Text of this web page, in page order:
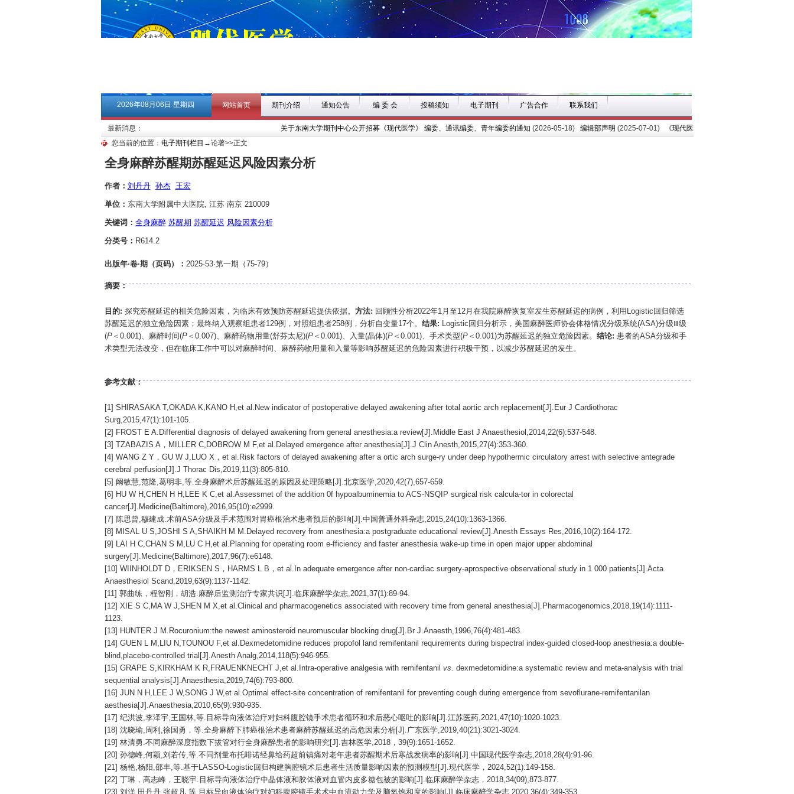
2026年08月06日 星期四 网站首页 期刊介绍 通知公告 编 委 会 投稿须知 电子期刊 广告合作 联系我们
最新消息： 关于东南大学期刊中心公开招募《现代医学》 编委、通讯编委、青年编委的通知(2026-05-18)编辑部声明(2025-07-01)《现代医学》(医学人文社会科学专辑)
您当前的位置： 电子期刊栏目 →论著>>正文
全身麻醉苏醒期苏醒延迟风险因素分析
作者： 刘丹丹 孙杰 王宏
单位： 东南大学附属中大医院, 江苏 南京 210009
关键词： 全身麻醉 苏醒期 苏醒延迟 风险因素分析
分类号： R614.2
出版年·卷·期（页码）： 2025·53·第一期（75-79）
摘要：
目的: 探究苏醒延迟的相关危险因素，为临床有效预防苏醒延迟提供依据。 方法: 回顾性分析2022年1月至12月在我院麻醉恢复室发生苏醒延迟的病例，利用Logistic回归筛选
苏醒延迟的独立危险因素；最终纳入观察组患者129例，对照组患者258例，分析自变量17个。 结果: Logistic回归分析示，美国麻醉医师协会体格情况分级系统(ASA)分级Ⅲ级
(P＜0.001)、麻醉时间(P＜0.007)、麻醉药物用量(舒芬太尼)(P＜0.001)、入量(晶体)(P＜0.001)、手术类型(P＜0.001)为苏醒延迟的独立危险因素。 结论: 患者的ASA分级和手
术类型无法改变，但在临床工作中可以对麻醉时间、麻醉药物用量和入量等影响苏醒延迟的危险因素进行积极干预，以减少苏醒延迟的发生。
参考文献：
[1] SHIRASAKA T,OKADA K,KANO H,et al.New indicator of postoperative delayed awakening after total aortic arch replacement[J].Eur J Cardiothorac
Surg,2015,47(1):101-105.
[2] FROST E A.Differential diagnosis of delayed awakening from general anesthesia:a review[J].Middle East J Anaesthesiol,2014,22(6):537-548.
[3] TZABAZIS A，MILLER C,DOBROW M F,et al.Delayed emergence after anesthesia[J].J Clin Anesth,2015,27(4):353-360.
[4] WANG Z Y，GU W J,LUO X，et al.Risk factors of delayed awakening after a ortic arch surge-ry under deep hypothermic circulatory arrest with selective antegrade
cerebral perfusion[J].J Thorac Dis,2019,11(3):805-810.
[5] 阚敏慧,范隆,葛明非,等.全身麻醉术后苏醒延迟的原因及处理策略[J].北京医学,2020,42(7),657-659.
[6] HU W H,CHEN H H,LEE K C,et al.Assessmet of the addition 0f hypoalbuminemia to ACS-NSQIP surgical risk calcula-tor in colorectal
cancer[J].Medicine(Baltimore),2016,95(10):e2999.
[7] 陈思曾,穆建成.术前ASA分级及手术范围对胃癌根治术患者预后的影响[J].中国普通外科杂志,2015,24(10):1363-1366.
[8] MISAL U S,JOSHI S A,SHAIKH M M.Delayed recovery from anesthesia:a postgraduate educational review[J].Anesth Essays Res,2016,10(2):164-172.
[9] LAI H C,CHAN S M,LU C H,et al.Planning for operating room e-fficiency and faster anesthesia wake-up time in open major upper abdominal
surgery[J].Medicine(Baltimore),2017,96(7):e6148.
[10] WIINHOLDT D，ERIKSEN S，HARMS L B，et al.In adequate emergence after non-cardiac surgery-aprospective observational study in 1 000 patients[J].Acta
Anaesthesiol Scand,2019,63(9):1137-1142.
[11] 郭曲练，程智刚，胡浩.麻醉后监测治疗专家共识[J].临床麻醉学杂志,2021,37(1):89-94.
[12] XIE S C,MA W J,SHEN M X,et al.Clinical and pharmacogenetics associated with recovery time from general anesthesia[J].Pharmacogenomics,2018,19(14):1111-
1123.
[13] HUNTER J M.Rocuronium:the newest aminosteroid neuromuscular blocking drug[J].Br J.Anaesth,1996,76(4):481-483.
[14] GUEN L M,LIU N,TOUNOU F,et al.Dexmedetomidine reduces propofol land remifentanil requirements during bispectral index-guided closed-loop anesthesia:a double-
blind,placebo-controlled trial[J].Anesth Analg,2014,118(5):946-955.
[15] GRAPE S,KIRKHAM K R,FRAUENKNECHT J,et al.Intra-operative analgesia with remifentanil vs. dexmedetomidine:a systematic review and meta-analysis with trial
sequential analysis[J].Anaesthesia,2019,74(6):793-800.
[16] JUN N H,LEE J W,SONG J W,et al.Optimal effect-site concentration of remifentanil for preventing cough during emergence from sevoflurane-remifentanilan
aesthesia[J].Anaesthesia,2010,65(9):930-935.
[17] 纪洪波,李泽宇,王国林,等.目标导向液体治疗对妇科腹腔镜手术患者循环和术后恶心呕吐的影响[J].江苏医药,2021,47(10):1020-1023.
[18] 沈晓瑜,周利,徐国勇，等.全身麻醉下肺癌根治术患者麻醉苏醒延迟的高危因素分析[J].广东医学,2019,40(21):3021-3024.
[19] 林清勇.不同麻醉深度指数下拔管对行全身麻醉患者的影响研究[J].吉林医学,2018，39(9):1651-1652.
[20] 孙德峰,何颖,刘若传,等.不同剂量布托啡诺经鼻给药超前镇痛对老年患者苏醒期术后寒战发病率的影响[J].中国现代医学杂志,2018,28(4):91-96.
[21] 杨艳,杨阳,邵丰,等.基于LASSO-Logistic回归构建胸腔镜术后患者生活质量影响因素的预测模型[J].现代医学，2024,52(1):149-158.
[22] 丁琳，高志峰，王晓宇.目标导向液体治疗中晶体液和胶体液对血管内皮多糖包被的影响[J].临床麻醉学杂志，2018,34(09),873-877.
[23] 刘洋,田丹丹,张超凡,等.目标导向液体治疗对妇科腹腔镜手术术中血流动力学及脑氧饱和度的影响[J].临床麻醉学杂志,2020,36(4):349-353.